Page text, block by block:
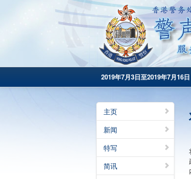
2019年7月3日至2019年7月16
主页
新闻
特写
简讯